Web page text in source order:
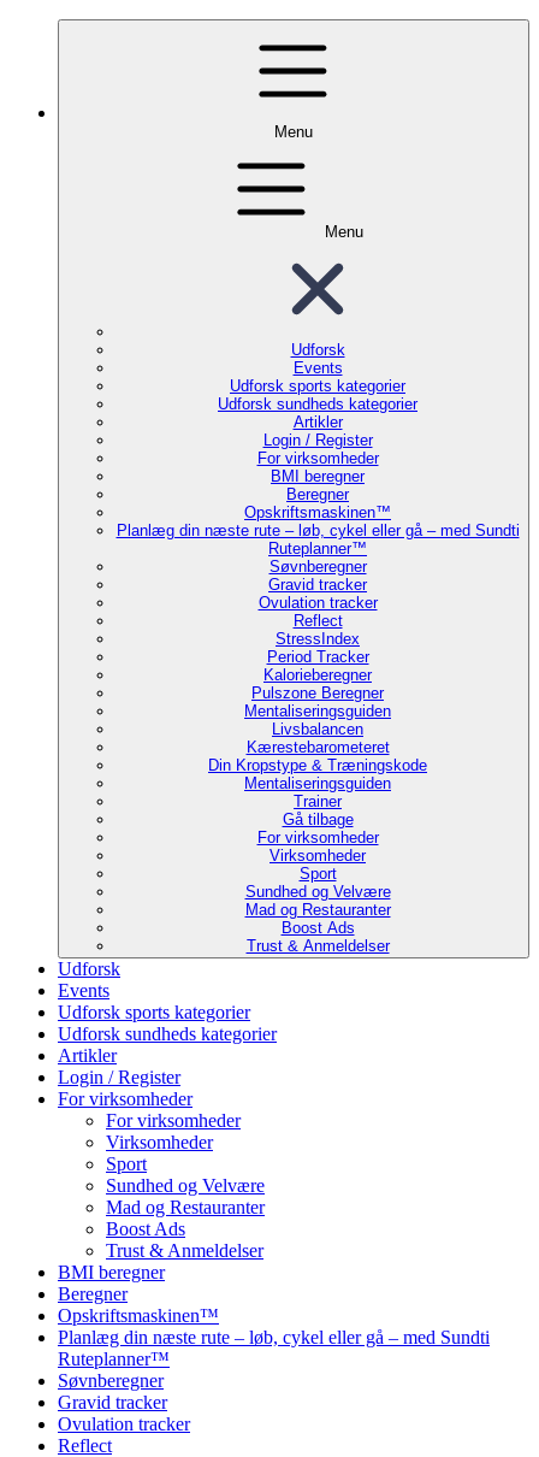
Menu
Menu
Udforsk
Events
Udforsk sports kategorier
Udforsk sundheds kategorier
Artikler
Login / Register
For virksomheder
BMI beregner
Beregner
Opskriftsmaskinen™
Planlæg din næste rute – løb, cykel eller gå – med Sundti
Ruteplanner™
Søvnberegner
Gravid tracker
Ovulation tracker
Reflect
StressIndex
Period Tracker
Kalorieberegner
Pulszone Beregner
Mentaliseringsguiden
Livsbalancen
Kærestebarometeret
Din Kropstype & Træningskode
Mentaliseringsguiden
Trainer
Gå tilbage
For virksomheder
Virksomheder
Sport
Sundhed og Velvære
Mad og Restauranter
Boost Ads
Trust & Anmeldelser
Udforsk
Events
Udforsk sports kategorier
Udforsk sundheds kategorier
Artikler
Login / Register
For virksomheder
For virksomheder
Virksomheder
Sport
Sundhed og Velvære
Mad og Restauranter
Boost Ads
Trust & Anmeldelser
BMI beregner
Beregner
Opskriftsmaskinen™
Planlæg din næste rute – løb, cykel eller gå – med Sundti
Ruteplanner™
Søvnberegner
Gravid tracker
Ovulation tracker
Reflect